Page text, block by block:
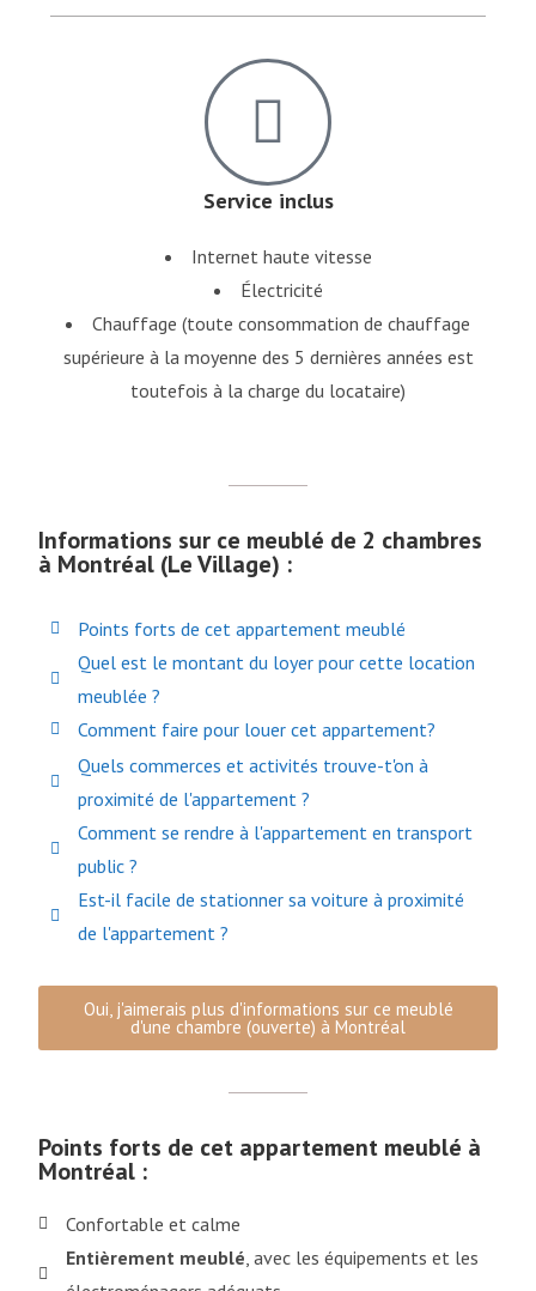
Service inclus
Internet haute vitesse
Électricité
Chauffage (toute consommation de chauffage
supérieure à la moyenne des 5 dernières années est
toutefois à la charge du locataire)
Informations sur ce meublé de 2 chambres
à Montréal (Le Village) :
Points forts de cet appartement meublé
Quel est le montant du loyer pour cette location
meublée ?
Comment faire pour louer cet appartement?
Quels commerces et activités trouve-t'on à
proximité de l'appartement ?
Comment se rendre à l'appartement en transport
public ?
Est-il facile de stationner sa voiture à proximité
de l'appartement ?
Oui, j'aimerais plus d'informations sur ce meublé
d'une chambre (ouverte) à Montréal
Points forts de cet appartement meublé à
Montréal :
Confortable et calme
Entièrement meublé, avec les équipements et les